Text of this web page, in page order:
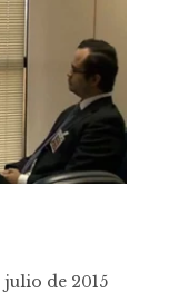
julio de 2015